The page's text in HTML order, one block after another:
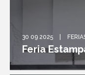
30 09 2025
Feria